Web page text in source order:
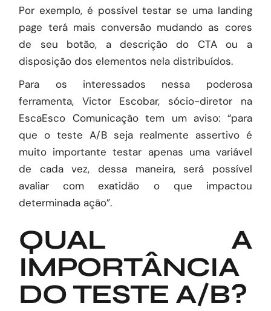
Por exemplo, é possível testar se uma landing
page terá mais conversão mudando as cores
de seu botão, a descrição do CTA ou a
disposição dos elementos nela distribuídos.
Para os interessados nessa poderosa
ferramenta, Victor Escobar, sócio-diretor na
EscaEsco Comunicaçãotem um aviso: “para
que o teste A/B seja realmente assertivo é
muito importante testar apenas uma variável
de cada vez, dessa maneira, será possível
avaliar com exatidão o que impactou
determinada ação”.
QUAL A
IMPORTÂNCIA
DO TESTE A/B?